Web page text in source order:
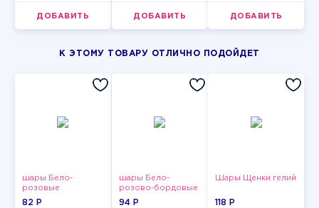
ДОБАВИТЬ ДОБАВИТЬ ДОБАВИТЬ
К ЭТОМУ ТОВАРУ ОТЛИЧНО ПОДОЙДЕТ
шары Бело-
розовые
пастельные
82 P
шары Бело-
розово-бордовые
металлик
94 P
Шары Щенки гелий
118 P